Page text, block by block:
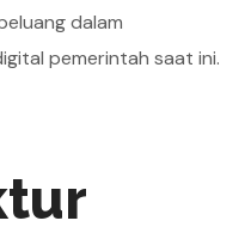
dalam
pemerintah saat ini.